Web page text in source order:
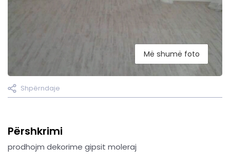
Më shumë foto
Shpërndaje
Përshkrimi
prodhojm dekorime gipsit moleraj